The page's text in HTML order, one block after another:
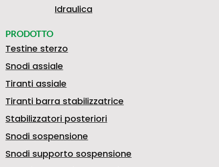
0
.
3
0
3
6
A
O
Idraulica
PRODOTTO
Testine sterzo
Snodi assiale
Tiranti assiale
Tiranti barra stabilizzatrice
Stabilizzatori posteriori
Snodi sospensione
Snodi supporto sospensione